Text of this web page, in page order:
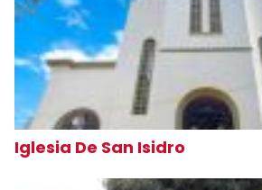
Iglesia De San Isidro